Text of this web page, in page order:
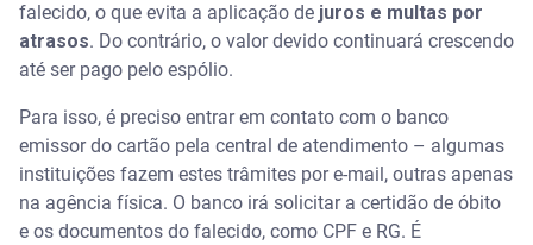
falecido, o que evita a aplicação de juros e multas por
atrasos. Do contrário, o valor devido continuará crescendo
até ser pago pelo espólio.
Para isso, é preciso entrar em contato com o banco
emissor do cartão pela central de atendimento – algumas
instituições fazem estes trâmites por e-mail, outras apenas
na agência física. O banco irá solicitar a certidão de óbito
e os documentos do falecido, como CPF e RG. É